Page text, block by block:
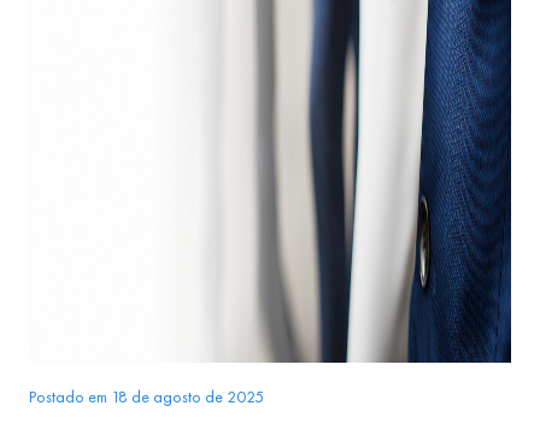
Postado em 18 de agosto de 2025